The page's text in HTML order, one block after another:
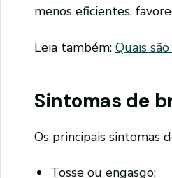
menos eficientes,
Leia também: Quais
Sintomas de
Os principais sintomas
Tosse ou engasgo;